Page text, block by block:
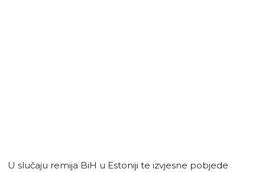
U slučaju remija BiH u Estoniji te izvjesne pobjede